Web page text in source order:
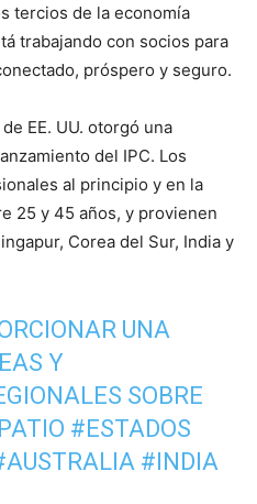
tercios de la economía
trabajando con socios para
próspero y seguro.
EE. UU. otorgó una
del IPC. Los
al principio y en la
25 y 45 años, y provienen
Corea del Sur, India y
UNA
Y
SOBRE
#ESTADOS
#INDIA